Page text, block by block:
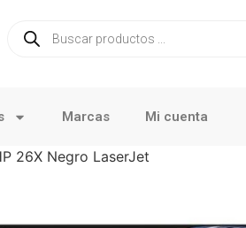
Marcas Mi cuenta
26X Negro LaserJet